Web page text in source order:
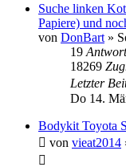
Suche linken
Papiere) und
von DonBart »
19
18269
Letzter
Do 14.
Bodykit Toyota
von vieat2014